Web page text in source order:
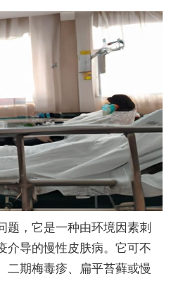
题，它是一种由环境因素刺
介导的慢性皮肤病。它可不
二期梅毒疹、扁平苔藓或慢